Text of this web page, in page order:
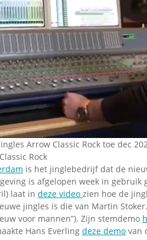
Arrow Classic Rock toe dec
Rock
is het jinglebedrijf dat de
is afgelopen week in gebruik
laat in deze video zien hoe de
jingles is die van Martin
voor mannen”). Zijn stemdemo
Hans Everling deze demo van